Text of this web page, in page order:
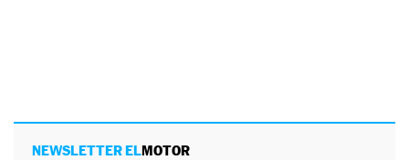
NEWSLETTER ELMOTOR